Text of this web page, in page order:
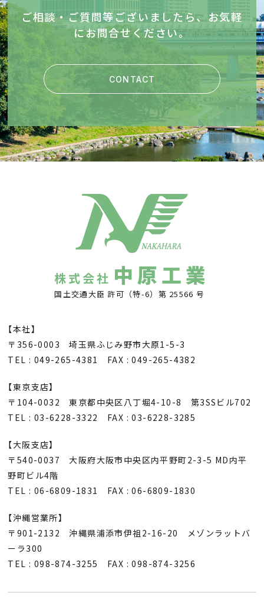
ご相談・ご質問等ございましたら、お気軽
にお問合せください。
CONTACT
株式会社 中原工業
国土交通大臣 許可（特-6）第 25566 号
【本社】
〒356-0003 埼玉県ふじみ野市大原1-5-3
TEL : 049-265-4381 FAX : 049-265-4382
【東京支店】
〒104-0032 東京都中央区八丁堀4-10-8 第3SSビル702
TEL : 03-6228-3322 FAX : 03-6228-3285
【大阪支店】
〒540-0037 大阪府大阪市中央区内平野町2-3-5 MD内平
野町ビル4階
TEL : 06-6809-1831 FAX : 06-6809-1830
【沖縄営業所】
〒901-2132 沖縄県浦添市伊祖2-16-20 メゾンラットバ
ーラ300
TEL : 098-874-3255 FAX : 098-874-3256